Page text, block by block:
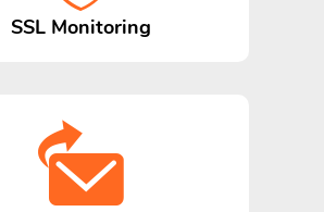
SSL Monitoring